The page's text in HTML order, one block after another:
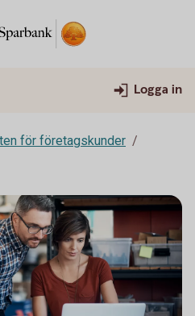
Logga in
för företagskunder